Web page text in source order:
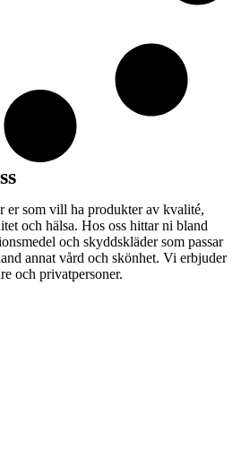
er som vill ha produkter av kvalité,
och hälsa. Hos oss hittar ni bland
och skyddskläder som passar
annat vård och skönhet. Vi erbjuder
och privatpersoner.